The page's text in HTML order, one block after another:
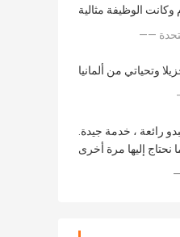
الوظيفة مثالية
رائعة ، خدمة جيدة.